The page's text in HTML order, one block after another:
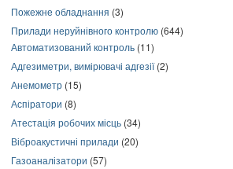
Пожежне обладнання (3)
Прилади неруйнівного контролю (644)
Автоматизований контроль (11)
Адгезиметри, вимірювачі адгезії(2)
Анемометр (15)
Аспіратори (8)
Атестація робочих місць (34)
Віброакустичні прилади (20)
Газоаналізатори (57)